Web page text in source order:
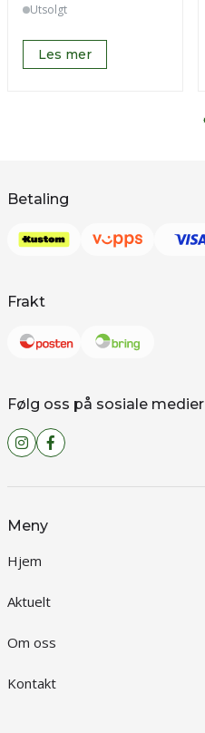
Utsolgt
Les mer
Betaling
Frakt
Følg oss på sosiale medier
Meny
Hjem
Aktuelt
Om oss
Kontakt